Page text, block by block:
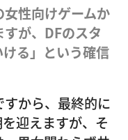
性向けゲームか
が、DFのスタ
る」という確信
から、最終的に
迎えますが、そ